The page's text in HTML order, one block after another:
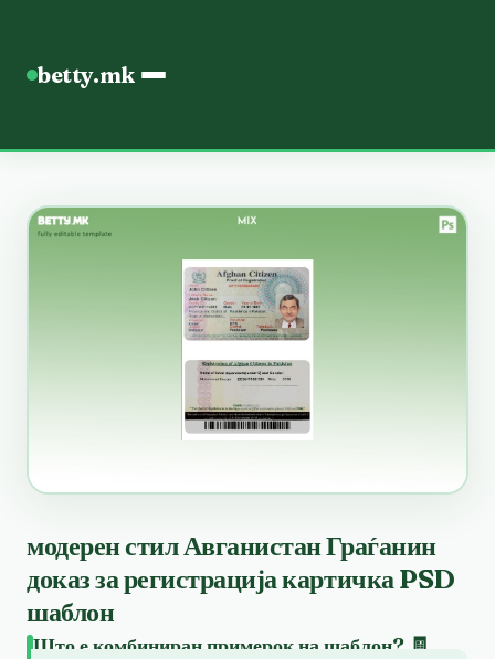
betty.mk
модерен стил Авганистан Граѓанин
доказ за регистрација картичка PSD
шаблон
Што е комбиниран примерок на шаблон? 🧾